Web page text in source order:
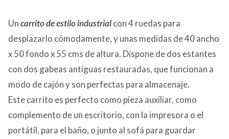
Uncarrito de estilo industrialcon 4 ruedas para
desplazarlo cómodamente, y unas medidas de 40 ancho
x 50 fondo x 55 cms de altura. Dispone de dos estantes
con dos gabeas antiguas restauradas, que funcionan a
modo de cajón y son perfectas para almacenaje.
Este carrito es perfecto como pieza auxiliar, como
complemento de un escritorio, con la impresora o el
portátil, para el baño, o junto al sofá para guardar